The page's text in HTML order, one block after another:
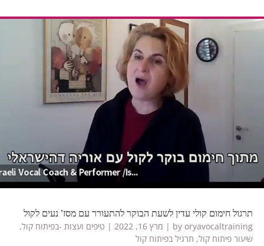
תרגול חימום קולי עדין לשעת הבוקר להתעורר עם מסז’ נעים לקול
by oryavocaltraining
| מרץ 16, 2022 | טיפים ועצות -בפיתוח קול,
שיעור פיתוח קול, תרגיל בפיתוח קול